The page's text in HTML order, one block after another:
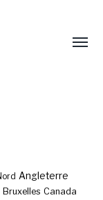
Angleterre
Bruxelles Canada